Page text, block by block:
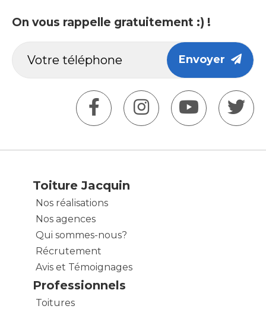
On vous rappelle gratuitement :) !
Envoyer
Toiture Jacquin
Nos réalisations
Nos agences
Qui sommes-nous?
Récrutement
Avis et Témoignages
Professionnels
Toitures